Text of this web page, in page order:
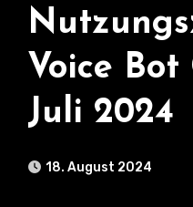
Voice Bot
Juli 2024
18. August 2024